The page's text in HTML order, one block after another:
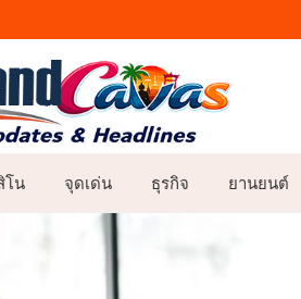
โน จุดเด่น ธุรกิจ ยานยนต์